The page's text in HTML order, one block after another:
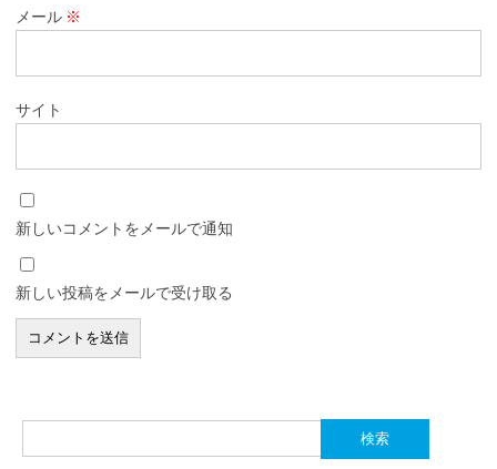
メール ※
サイト
新しいコメントをメールで通知
新しい投稿をメールで受け取る
索: